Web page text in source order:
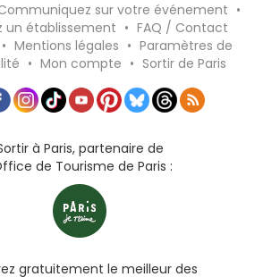
sur votre événement •
un établissement • FAQ / Contact
• Mentions légales • Paramètres de
• Mon compte • Sortir de Paris
à Paris, partenaire de
de Tourisme de Paris :
gratuitement le meilleur des